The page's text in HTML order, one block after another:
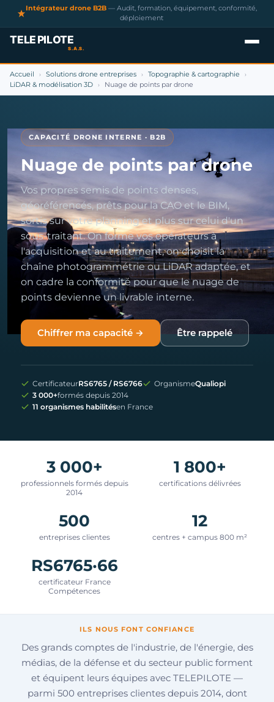
Intégrateur drone B2B — Audit, formation, équipement, conformité,
déploiement
Accueil › Solutions drone entreprises › Topographie & cartographie ›
LiDAR & modélisation 3D › Nuage de points par drone
CAPACITÉ DRONE INTERNE · B2B
Nuage de points par drone
Vos propres semis de points denses,
géoréférencés, prêts pour la CAO et le BIM,
sortis sur votre planning et plus sur celui d'un
sous-traitant. On forme vos opérateurs à
l'acquisition et au traitement, on choisit la
chaîne photogrammétrie ou LiDAR adaptée, et
on cadre la conformité pour que le nuage de
points devienne un livrable interne.
Chiffrer ma capacité → Être rappelé
CertificateurRS6765 / RS6766 OrganismeQualiopi
3 000+formés depuis 2014
11 organismes habilitésen France
3 000+
professionnels formés depuis
2014
1 800+
certifications délivrées
500
entreprises clientes
12
centres + campus 800 m²
RS6765·66
certificateur France
Compétences
ILS NOUS FONT CONFIANCE
Des grands comptes de l'industrie, de l'énergie, des
médias, de la défense et du secteur public forment
et équipent leurs équipes avec TELEPILOTE —
parmi 500 entreprises clientes depuis 2014, dont